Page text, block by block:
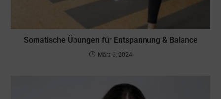
Somatische Übungen für Entspannung & Balance
März 6, 2024